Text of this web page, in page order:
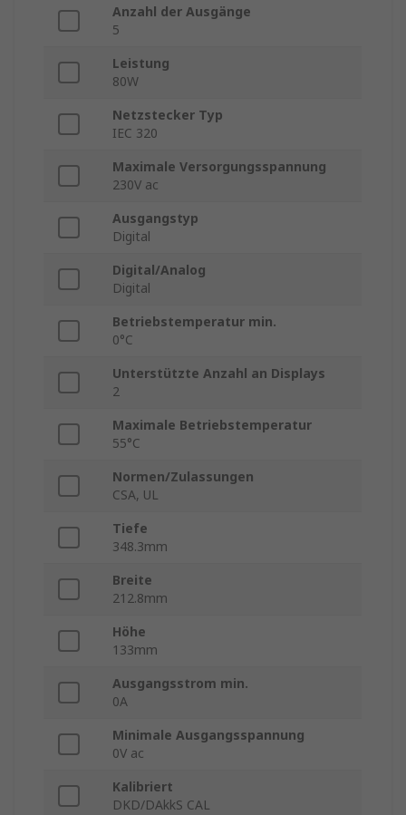
Anzahl der Ausgänge
5
Leistung
80W
Netzstecker Typ
IEC 320
Maximale Versorgungsspannung
230V ac
Ausgangstyp
Digital
Digital/Analog
Digital
Betriebstemperatur min.
0°C
Unterstützte Anzahl an Displays
2
Maximale Betriebstemperatur
55°C
Normen/Zulassungen
CSA, UL
Tiefe
348.3mm
Breite
212.8mm
Höhe
133mm
Ausgangsstrom min.
0A
Minimale Ausgangsspannung
0V ac
Kalibriert
DKD/DAkkS CAL